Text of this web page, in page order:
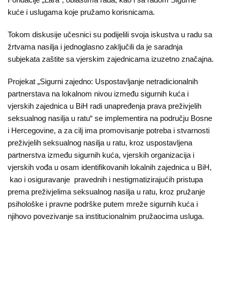
kuće i uslugama koje pružamo korisnicama.
Tokom diskusije učesnici su podijelili svoja iskustva u radu sa
žrtvama nasilja i jednoglasno zaključili da je saradnja
subjekata zaštite sa vjerskim zajednicama izuzetno značajna.
Projekat „Sigurni zajedno: Uspostavljanje netradicionalnih
partnerstava na lokalnom nivou između sigurnih kuća i
vjerskih zajednica u BiH radi unapređenja prava preživjelih
seksualnog nasilja u ratu“ se implementira na području Bosne
i Hercegovine, a za cilj ima promovisanje potreba i stvarnosti
preživjelih seksualnog nasilja u ratu, kroz uspostavljena
partnerstva između sigurnih kuća, vjerskih organizacija i
vjerskih vođa u osam identifikovanih lokalnih zajednica u BiH,
kao i osiguravanje pravednih i nestigmatizirajućih pristupa
prema preživjelima seksualnog nasilja u ratu, kroz pružanje
psihološke i pravne podrške putem mreže sigurnih kuća i
njihovo povezivanje sa institucionalnim pružaocima usluga.